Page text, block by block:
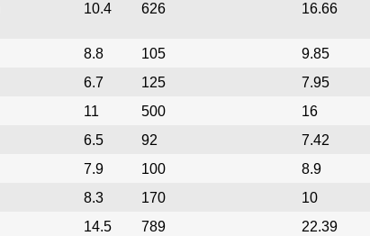
10.4 626 16.66
8.8 105 9.85
6.7 125 7.95
11 500 16
6.5 92 7.42
7.9 100 8.9
8.3 170 10
14.5 789 22.39